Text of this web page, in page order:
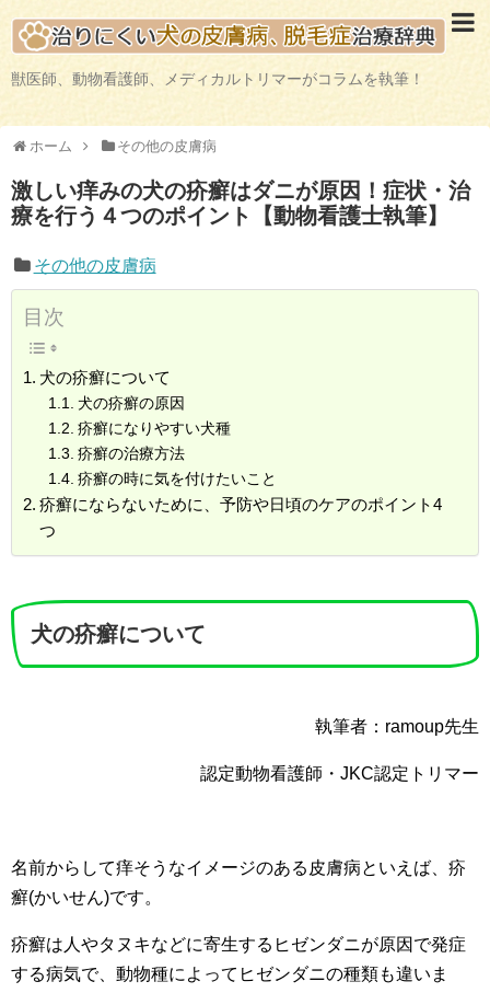
獣医師、動物看護師、メディカルトリマーがコラムを執筆！
ホーム その他の皮膚病
激しい痒みの犬の疥癬はダニが原因！症状・治
療を行う４つのポイント【動物看護士執筆】
その他の皮膚病
目次
犬の疥癬について
犬の疥癬の原因
疥癬になりやすい犬種
疥癬の治療方法
疥癬の時に気を付けたいこと
疥癬にならないために、予防や日頃のケアのポイント4
つ
犬の疥癬について
執筆者：ramoup先生
認定動物看護師・JKC認定トリマー
名前からして痒そうなイメージのある皮膚病といえば、疥
癬(かいせん)です。
疥癬は人やタヌキなどに寄生するヒゼンダニが原因で発症
する病気で、動物種によってヒゼンダニの種類も違いま